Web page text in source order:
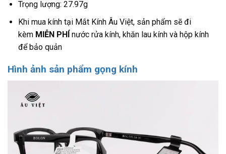
Trọng lượng: 27.97g
Khi mua kính tại Mắt Kính Âu Việt, sản phẩm sẽ đi
kèm MIỄN PHÍnước rửa kính, khăn lau kính và hộp kính
để bảo quản
Hình ảnh sản phẩm gọng kính